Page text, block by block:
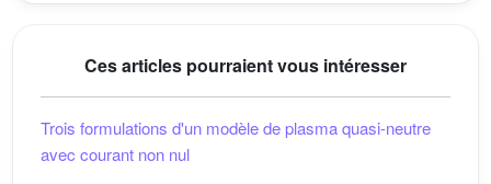
Ces articles pourraient vous intéresser
Trois formulations d'un modèle de plasma quasi-neutre
avec courant non nul